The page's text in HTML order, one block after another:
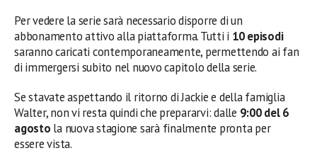
Per vedere la serie sarà necessario disporre di un
abbonamento attivo alla piattaforma. Tutti i 10 episodi
saranno caricati contemporaneamente, permettendo ai fan
di immergersi subito nel nuovo capitolo della serie.
Se stavate aspettando il ritorno di Jackie e della famiglia
Walter, non vi resta quindi che prepararvi: dalle 9:00 del 6
agosto la nuova stagione sarà finalmente pronta per
essere vista.